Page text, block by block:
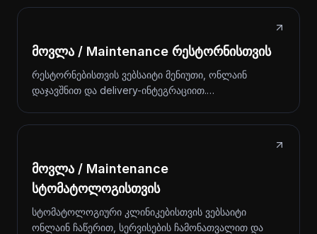
მოვლა / Maintenance რესტორნისთვის
რესტორნებისთვის ვებსაიტი მენიუთი, ონლაინ
დაჯავშნით და delivery-ინტეგრაციით.…
მოვლა / Maintenance
სტომატოლოგისთვის
სტომატოლოგიური კლინიკებისთვის ვებსაიტი
ონლაინ ჩაწერით, სერვისების ჩამონათვალით და